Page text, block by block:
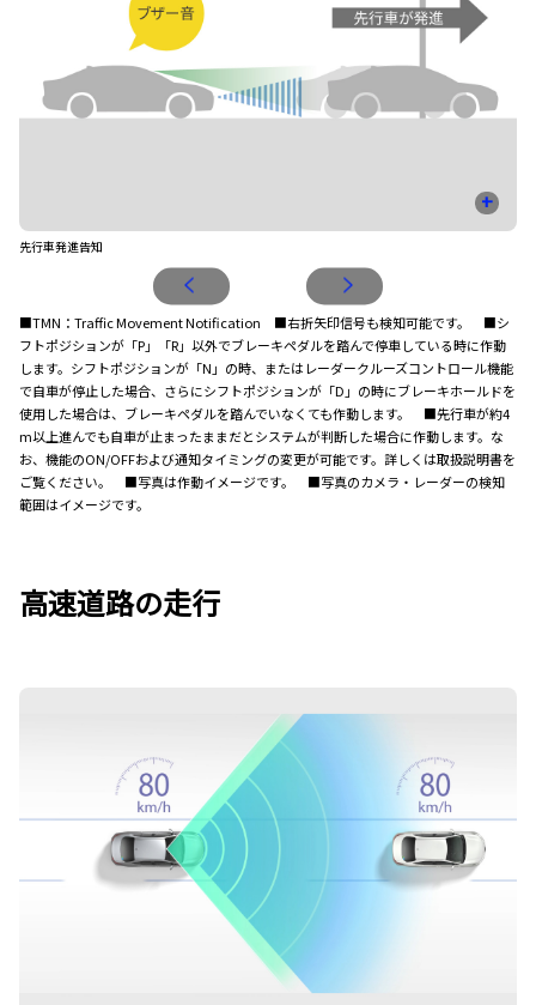
+
先行車発進告知
■TMN：Traffic Movement Notification ■右折矢印信号も検知可能です。 ■シ
フトポジションが「P」「R」以外でブレーキペダルを踏んで停車している時に作動
します。シフトポジションが「N」の時、またはレーダークルーズコントロール機能
で自車が停止した場合、さらにシフトポジションが「D」の時にブレーキホールドを
使用した場合は、ブレーキペダルを踏んでいなくても作動します。 ■先行車が約4
m以上進んでも自車が止まったままだとシステムが判断した場合に作動します。な
お、機能のON/OFFおよび通知タイミングの変更が可能です。詳しくは取扱説明書を
ご覧ください。 ■写真は作動イメージです。 ■写真のカメラ・レーダーの検知
範囲はイメージです。
高速道路の走行